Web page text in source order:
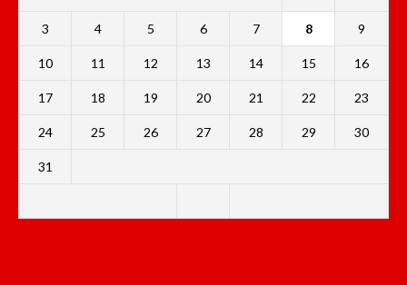
3 4 5 6 7 8 9
10 11 12 13 14 15 16
17 18 19 20 21 22 23
24 25 26 27 28 29 30
31